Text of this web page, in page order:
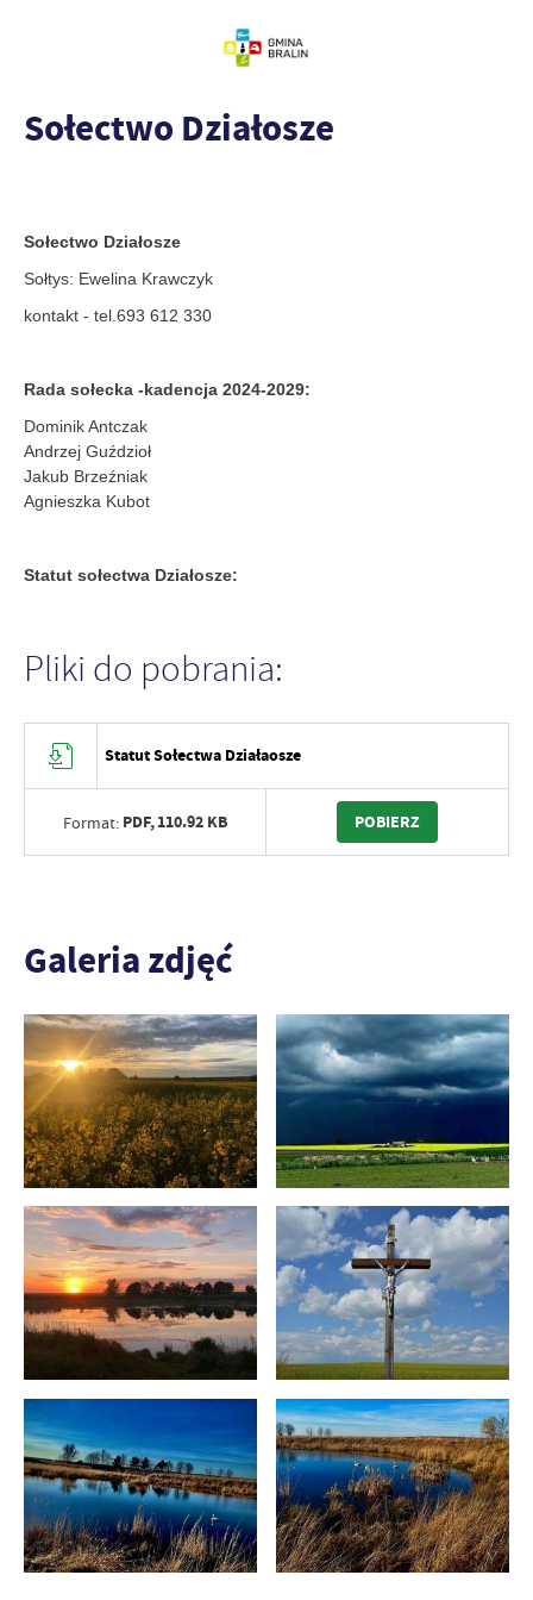
Sołectwo Działosze
Sołectwo Działosze
Sołtys: Ewelina Krawczyk
kontakt - tel.693 612 330
Rada sołecka -kadencja 2024-2029:
Dominik Antczak
Andrzej Guździoł
Jakub Brzeźniak
Agnieszka Kubot
Statut sołectwa Działosze:
Pliki do pobrania:
Statut Sołectwa Działaosze
Format: PDF,110.92 KB POBIERZ
Galeria zdjęć